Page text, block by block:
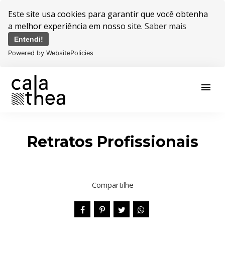
Este site usa cookies para garantir que você obtenha
a melhor experiência em nosso site. Saber mais
Entendi!
Powered by WebsitePolicies
menu
Retratos Profissionais
Compartilhe